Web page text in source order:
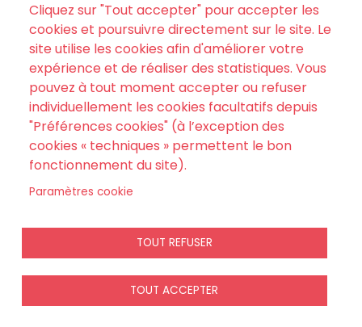
retrouver votre commande ici
Cliquez sur "Tout accepter" pour accepter les
cookies et poursuivre directement sur le site. Le
site utilise les cookies afin d'améliorer votre
expérience et de réaliser des statistiques. Vous
pouvez à tout moment accepter ou refuser
individuellement les cookies facultatifs depuis
"Préférences cookies" (à l’exception des
cookies « techniques » permettent le bon
fonctionnement du site).
Paramètres cookie
TOUT REFUSER
TOUT ACCEPTER